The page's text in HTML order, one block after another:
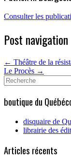
Consulter les
Post navigation
← Théâtre de la
Le Procès →
Search
for:
boutique du
disquaire de
librairie des
Articles récents